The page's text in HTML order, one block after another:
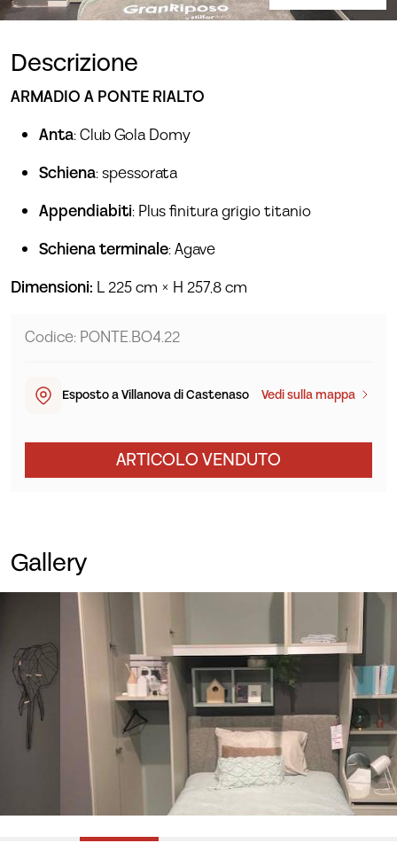
Descrizione
ARMADIO A PONTE RIALTO
Anta: Club Gola Domy
Schiena: spessorata
Appendiabiti: Plus finitura grigio titanio
Schiena terminale: Agave
Dimensioni: L 225 cm × H 257,8 cm
Codice: PONTE.BO4.22
Esposto a Villanova di Castenaso Vedi sulla mappa
ARTICOLO VENDUTO
Gallery